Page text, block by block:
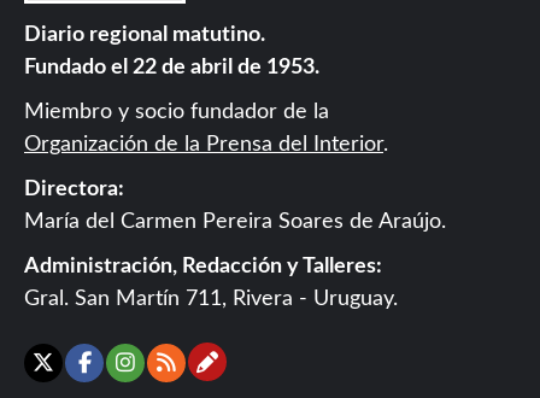
Diario regional matutino.
Fundado el 22 de abril de 1953.
Miembro y socio fundador de la
Organización de la Prensa del Interior.
Directora:
María del Carmen Pereira Soares de Araújo.
Administración, Redacción y Talleres:
Gral. San Martín 711, Rivera - Uruguay.
X Facebook
Instagram
RSSContáctanos